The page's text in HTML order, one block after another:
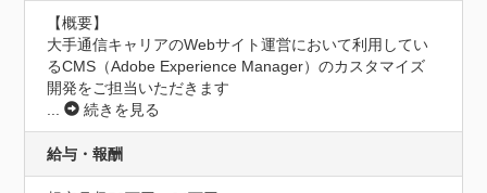
【概要】
大手通信キャリアのWebサイト運営において利用してい
るCMS（Adobe Experience Manager）のカスタマイズ
開発をご担当いただきます
...
続きを見る
給与・報酬